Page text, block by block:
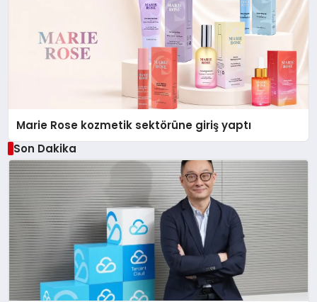
Marie Rose kozmetik sektörüne giriş yaptı
Son Dakika